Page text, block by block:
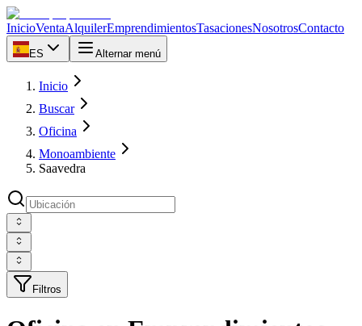
InicioVentaAlquilerEmprendimientosTasacionesNosotrosContacto
ES Alternar menú
Inicio
Buscar
Oficina
Monoambiente
Saavedra
Filtros